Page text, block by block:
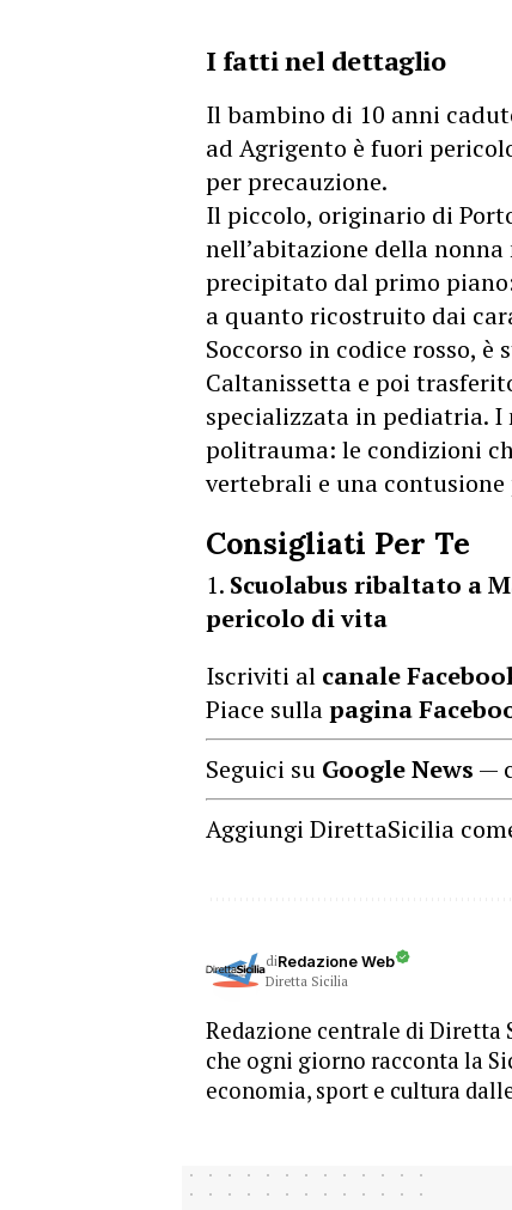
I fatti nel dettaglio
Il bambino di 10 anni
ad Agrigento è fuori
per precauzione.
Il piccolo, originario di
nell’abitazione della
precipitato dal primo
a quanto ricostruito dai
Soccorso in codice rosso,
Caltanissetta e poi
specializzata in pediatria.
politrauma: le condizioni
vertebrali e una contusione
Consigliati Per Te
Scuolabus ribaltato a
pericolo di vita
Iscriviti al canale
Piace sullapagina
Seguici su Google News —
Aggiungi DirettaSicilia
diRedazione Web
Diretta Sicilia
Redazione centrale di
che ogni giorno racconta la
economia, sport e cultura